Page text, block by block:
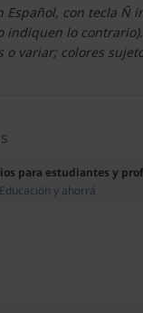
Español, con tecla Ñ
indiquen lo
o variar; colores
para estudiantes y
y ahorrá